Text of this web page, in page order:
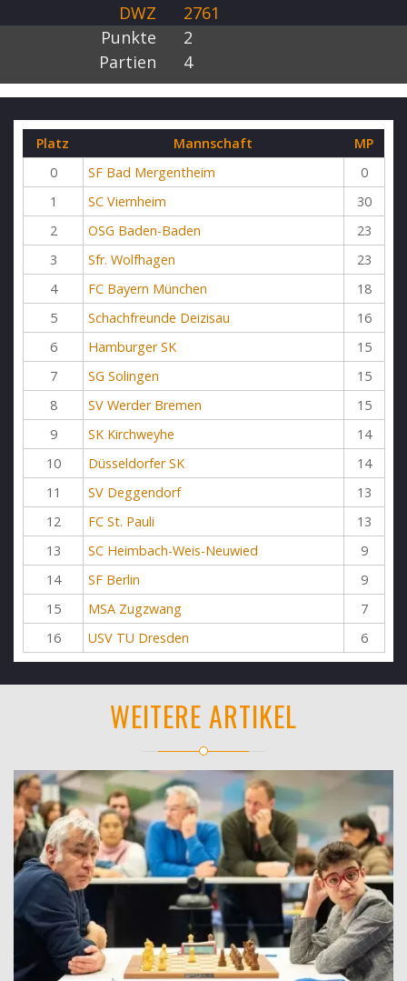
DWZ
2761
Punkte
2
Partien
4
Platz Mannschaft
MP
0
SF Bad Mergentheim
0
1
SC Viernheim
30
2
OSG Baden-Baden
23
3
Sfr. Wolfhagen
23
4
FC Bayern München
18
5
Schachfreunde Deizisau
16
6
Hamburger SK
15
7
SG Solingen
15
8
SV Werder Bremen
15
9
SK Kirchweyhe
14
10
Düsseldorfer SK
14
11
SV Deggendorf
13
12
FC St. Pauli
13
13
SC Heimbach-Weis-Neuwied
9
14
SF Berlin
9
15
MSA Zugzwang
7
16
USV TU Dresden 6
WEITERE ARTIKEL